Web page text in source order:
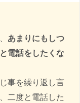
あまりにもしつ
電話をしたくな
事を繰り返し言
二度と電話した